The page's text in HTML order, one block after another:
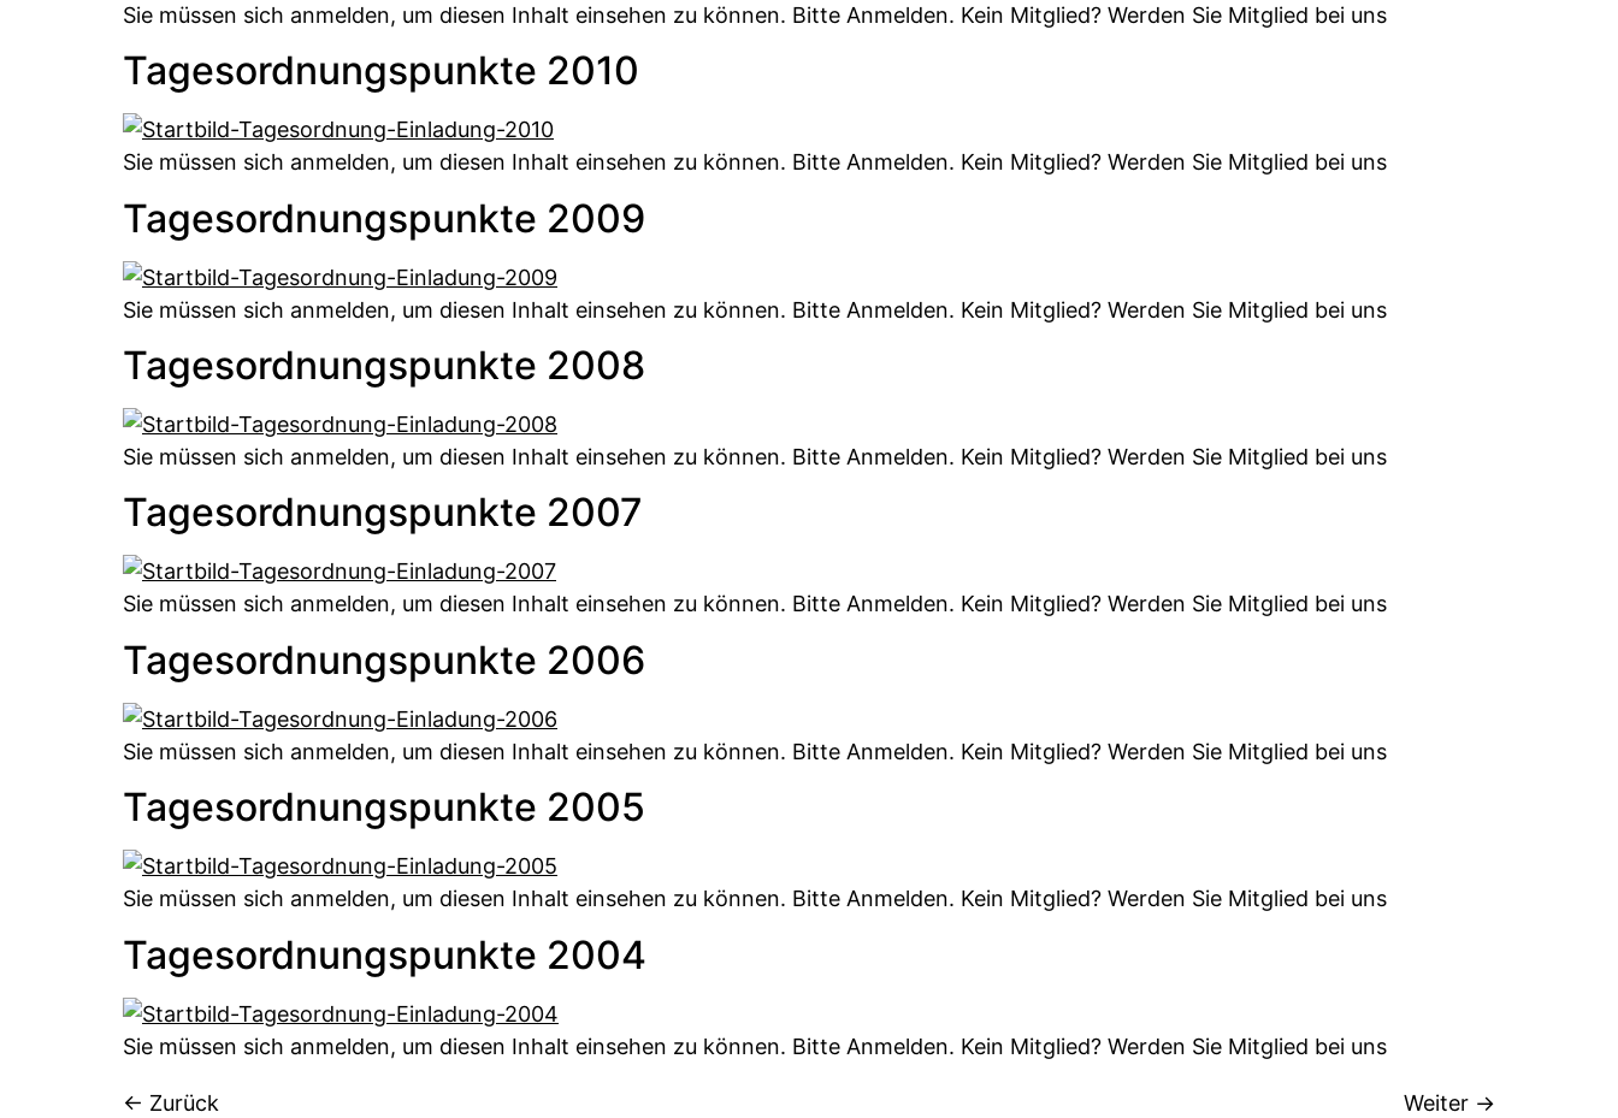
Sie müssen sich anmelden, um diesen Inhalt einsehen zu können. Bitte Anmelden. Kein Mitglied? Werden Sie Mitglied bei uns
Tagesordnungspunkte 2010
Sie müssen sich anmelden, um diesen Inhalt einsehen zu können. Bitte Anmelden. Kein Mitglied? Werden Sie Mitglied bei uns
Tagesordnungspunkte 2009
Sie müssen sich anmelden, um diesen Inhalt einsehen zu können. Bitte Anmelden. Kein Mitglied? Werden Sie Mitglied bei uns
Tagesordnungspunkte 2008
Sie müssen sich anmelden, um diesen Inhalt einsehen zu können. Bitte Anmelden. Kein Mitglied? Werden Sie Mitglied bei uns
Tagesordnungspunkte 2007
Sie müssen sich anmelden, um diesen Inhalt einsehen zu können. Bitte Anmelden. Kein Mitglied? Werden Sie Mitglied bei uns
Tagesordnungspunkte 2006
Sie müssen sich anmelden, um diesen Inhalt einsehen zu können. Bitte Anmelden. Kein Mitglied? Werden Sie Mitglied bei uns
Tagesordnungspunkte 2005
Sie müssen sich anmelden, um diesen Inhalt einsehen zu können. Bitte Anmelden. Kein Mitglied? Werden Sie Mitglied bei uns
Tagesordnungspunkte 2004
Sie müssen sich anmelden, um diesen Inhalt einsehen zu können. Bitte Anmelden. Kein Mitglied? Werden Sie Mitglied bei uns
← Zurück Weiter →